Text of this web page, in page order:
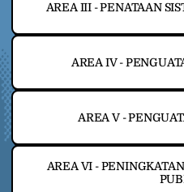
AREA III - PENATAAN
AREA IV -
AREA V -
AREA VI -